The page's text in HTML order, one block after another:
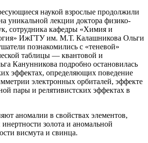
наукой взрослые продолжили
уникальной лекции доктора физико-
сотрудника кафедры «Химия и
ИжГТУ им. М.Т. Калашникова Ольги
познакомились с «теневой»
таблицы — квантовой и
Канунникова подробно остановилась
эффектах, определяющих поведение
электронных орбиталей, эффекте
пары и релятивистских эффектах в
аномалии в свойствах элементов,
золота и аномальной
висмута и свинца.